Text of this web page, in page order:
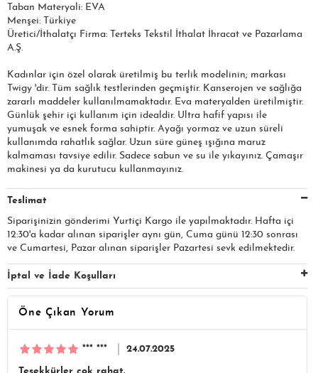
Taban Materyali: EVA
Menşei: Türkiye
Üretici/İthalatçı Firma: Terteks Tekstil İthalat İhracat ve Pazarlama
A.Ş.​​​
Kadınlar için özel olarak üretilmiş bu terlik modelinin; markası
Twigy 'dir. Tüm sağlık testlerinden geçmiştir. Kanserojen ve sağlığa
zararlı maddeler kullanılmamaktadır. Eva materyalden üretilmiştir.
Günlük şehir içi kullanım için idealdir. Ultra hafif yapısı ile
yumuşak ve esnek forma sahiptir. Ayağı yormaz ve uzun süreli
kullanımda rahatlık sağlar. Uzun süre güneş ışığına maruz
kalmaması tavsiye edilir. Sadece sabun ve su ile yıkayınız. Çamaşır
makinesi ya da kurutucu kullanmayınız.
Teslimat
Siparişinizin gönderimi Yurtiçi Kargo ile yapılmaktadır. Hafta içi
12:30'a kadar alınan siparişler aynı gün, Cuma günü 12:30 sonrası
ve Cumartesi, Pazar alınan siparişler Pazartesi sevk edilmektedir.
İptal ve İade Koşulları
Öne Çıkan Yorum
*** *** 24.07.2025
Teşekkürler çok rahat.